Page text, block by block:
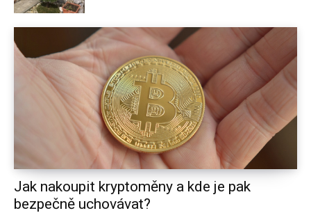
Jak nakoupit kryptoměny a kde je pak
bezpečně uchovávat?